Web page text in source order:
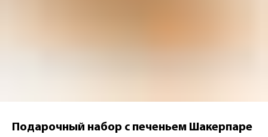
Подарочный набор с печеньем Шакерпаре